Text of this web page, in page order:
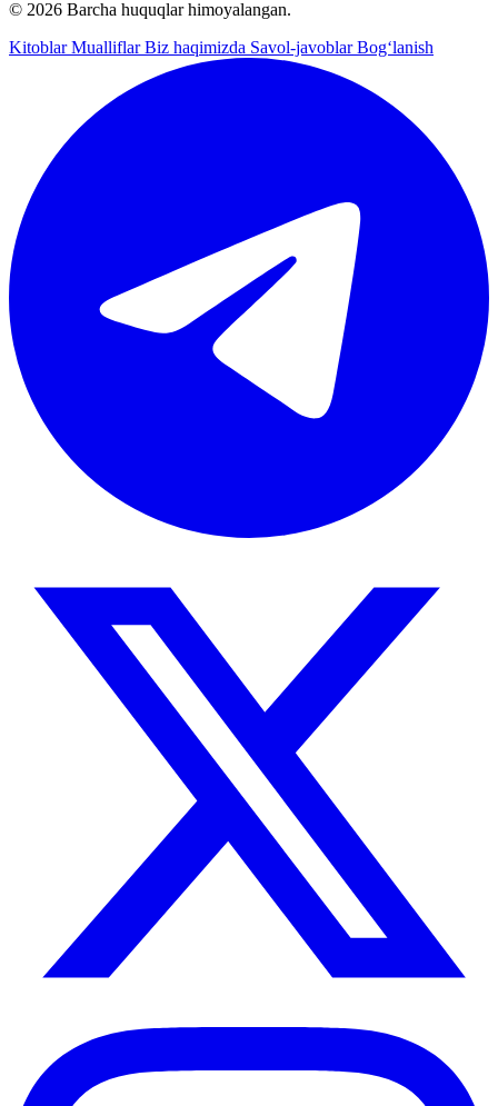
© 2026 Barcha huquqlar himoyalangan.
KitoblarMualliflarBiz haqimizda Savol-javoblarBog‘lanish